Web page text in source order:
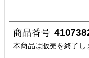
商品番号
本商品は販売を終了し